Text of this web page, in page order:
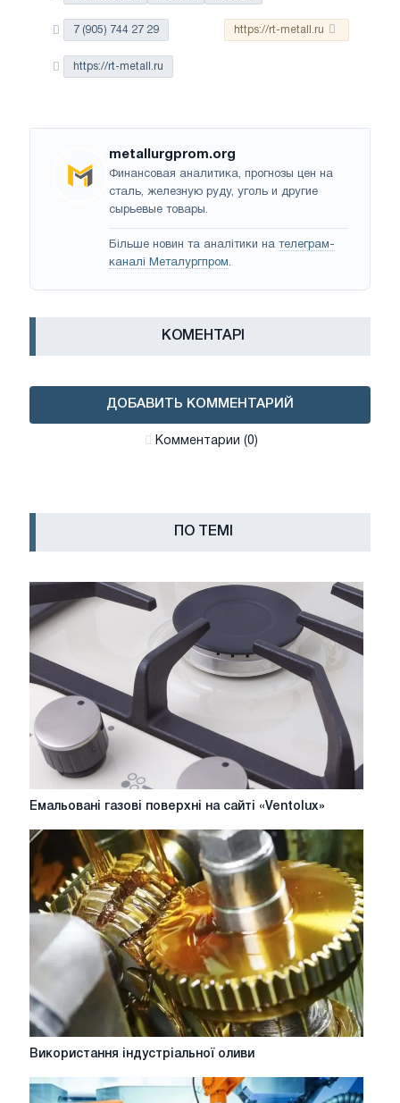
https://rt-metall.ru
7 (905) 744 27 29
https://rt-metall.ru
metallurgprom.org
Финансовая аналитика, прогнозы цен на
сталь, железную руду, уголь и другие
сырьевые товары.
Більше новин та аналітики на телеграм-
каналі Металургпром.
КОМЕНТАРІ
ДОБАВИТЬ КОММЕНТАРИЙ
Комментарии (0)
ПО ТЕМІ
Емальовані
поверхні
на
сайті
«Ventolux»
Емальовані газові поверхні на сайті «Ventolux»
Використання
оливи
Використання індустріальної оливи